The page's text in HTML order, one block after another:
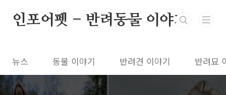
인포어펫 - 반려동물 이야기
뉴스 동물 이야기 반려견 이야기 반려묘